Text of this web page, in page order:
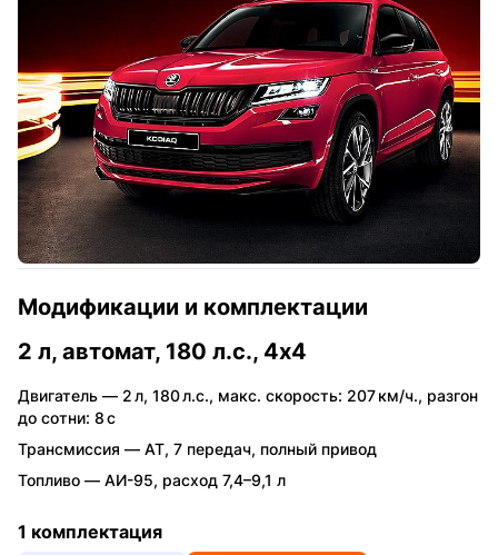
Модификации и комплектации
2 л, автомат, 180 л.с., 4x4
Двигатель — 2 л, 180 л.с., макс. скорость: 207 км/ч., разгон
до сотни: 8 с
Трансмиссия — AT, 7 передач, полный привод
Топливо — АИ-95, расход 7,4–9,1 л
1 комплектация